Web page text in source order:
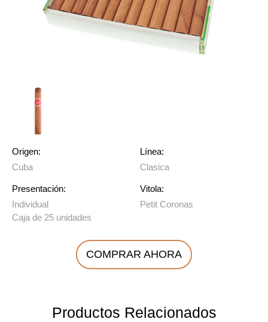
Origen:
Cuba
Presentación:
Individual
Caja de 25 unidades
Línea:
Clasica
Vitola:
Petit Coronas
COMPRAR AHORA
Productos Relacionados